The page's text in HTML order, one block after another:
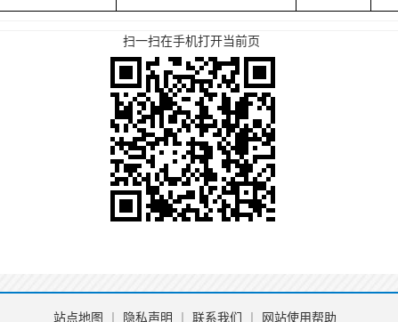
扫一扫在手机打开当前页
站点地图 隐私声明 联系我们 网站使用帮助